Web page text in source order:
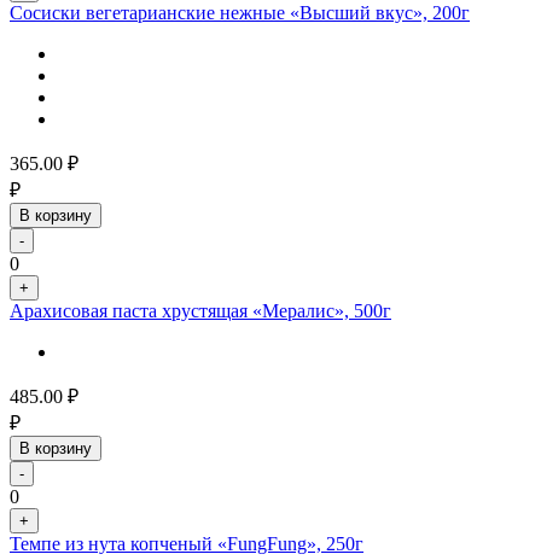
Сосиски вегетарианские нежные «Высший вкус», 200г
365.00 ₽
₽
В корзину
-
0
+
Арахисовая паста хрустящая «Мералис», 500г
485.00 ₽
₽
В корзину
-
0
+
Темпе из нута копченый «FungFung», 250г